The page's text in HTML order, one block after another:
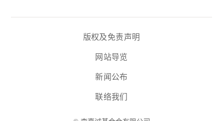
版权及免责声明
网站导览
新闻公布
联络我们